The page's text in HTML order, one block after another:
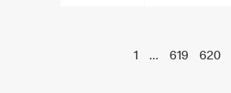
1 ... 619 620